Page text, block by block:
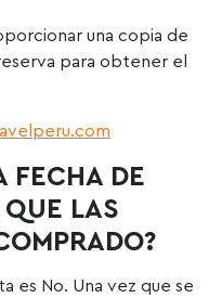
una copia de
para obtener el
FECHA DE
QUE LAS
es No. Una vez que se